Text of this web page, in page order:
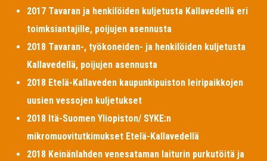
2017 Tavaran ja henkilöiden kuljetusta Kallavedellä eri
toimksiantajille, poijujen asennusta
2018 Tavaran-, työkoneiden- ja henkilöiden kuljetusta
Kallavedellä, poijujen asennusta
2018 Etelä-Kallaveden kaupunkipuiston leiripaikkojen
uusien vessojen kuljetukset
2018 Itä-Suomen Yliopiston/ SYKE:n
mikromuovitutkimukset Etelä-Kallavedellä
2018 Keinänlahden venesataman laiturin purkutöitä ja